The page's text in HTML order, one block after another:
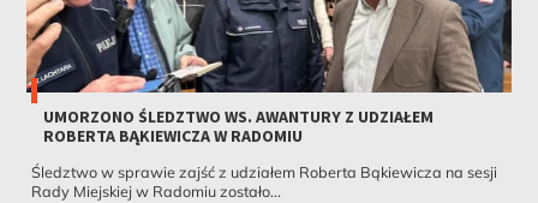
UMORZONO ŚLEDZTWO WS. AWANTURY Z UDZIAŁEM
ROBERTA BĄKIEWICZA W RADOMIU
Śledztwo w sprawie zajść z udziałem Roberta Bąkiewicza na sesji
Rady Miejskiej w Radomiu zostało...